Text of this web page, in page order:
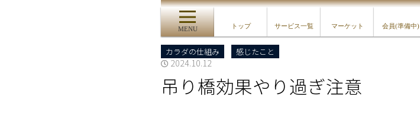
MENU トップ サービス一覧 マーケット 会員(準備中)
カラダの仕組み 感じたこと
2024.10.12
吊り橋効果やり過ぎ注意